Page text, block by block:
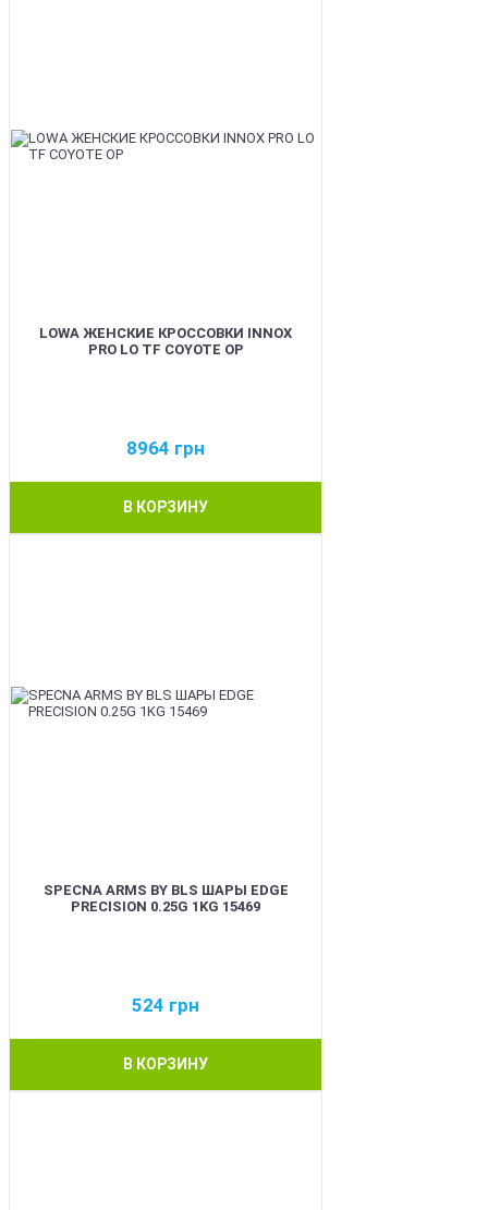
LOWA ЖЕНСКИЕ КРОССОВКИ INNOX
PRO LO TF COYOTE OP
8964 грн
В КОРЗИНУ
SPECNA ARMS BY BLS ШАРЫ EDGE
PRECISION 0.25G 1KG 15469
524 грн
В КОРЗИНУ